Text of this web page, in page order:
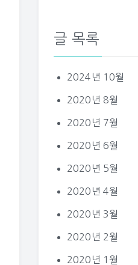
글 목록
2024년 10월
2020년 8월
2020년 7월
2020년 6월
2020년 5월
2020년 4월
2020년 3월
2020년 2월
2020년 1월